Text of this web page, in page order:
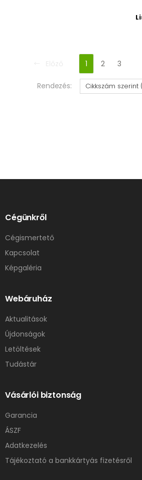
1 2 3
Rendezés:
Cégünkről
Cégismertető
Kapcsolat
Képgaléria
Webáruház
Aktualitások
Újdonságok
Letöltések
Tudástár
Vásárlói biztonság
Garancia
ÁSZF
Adatkezelés
Tájékoztató a bankkártyás fizetésről